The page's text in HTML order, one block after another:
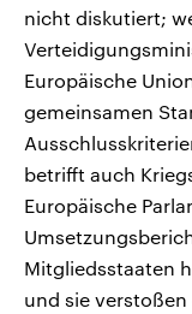
nicht diskutiert;
Europäische
gemeinsamen
betrifft auch
Europäische
Mitgliedsstaaten
und sie